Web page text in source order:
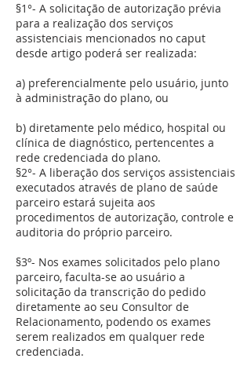
§1°- A solicitação de autorização prévia
para a realização dos serviços
assistenciais mencionados no caput
desde artigo poderá ser realizada:
a) preferencialmente pelo usuário, junto
à administração do plano, ou
b) diretamente pelo médico, hospital ou
clínica de diagnóstico, pertencentes a
rede credenciada do plano.
§2°- A liberação dos serviços assistenciais
executados através de plano de saúde
parceiro estará sujeita aos
procedimentos de autorização, controle e
auditoria do próprio parceiro.
§3º- Nos exames solicitados pelo plano
parceiro, faculta-se ao usuário a
solicitação da transcrição do pedido
diretamente ao seu Consultor de
Relacionamento, podendo os exames
serem realizados em qualquer rede
credenciada.